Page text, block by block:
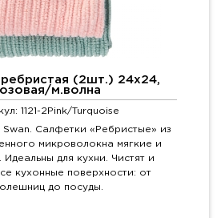
(2шт.) 24х24,
м.волна
1121-2Pink/Turquoise
Салфетки «Ребристые» из
микроволокна мягкие и
Идеальны для кухни. Чистят и
кухонные поверхности: от
до посуды.